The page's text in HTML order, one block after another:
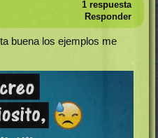
1 respuesta
Responder
buena los ejemplos me